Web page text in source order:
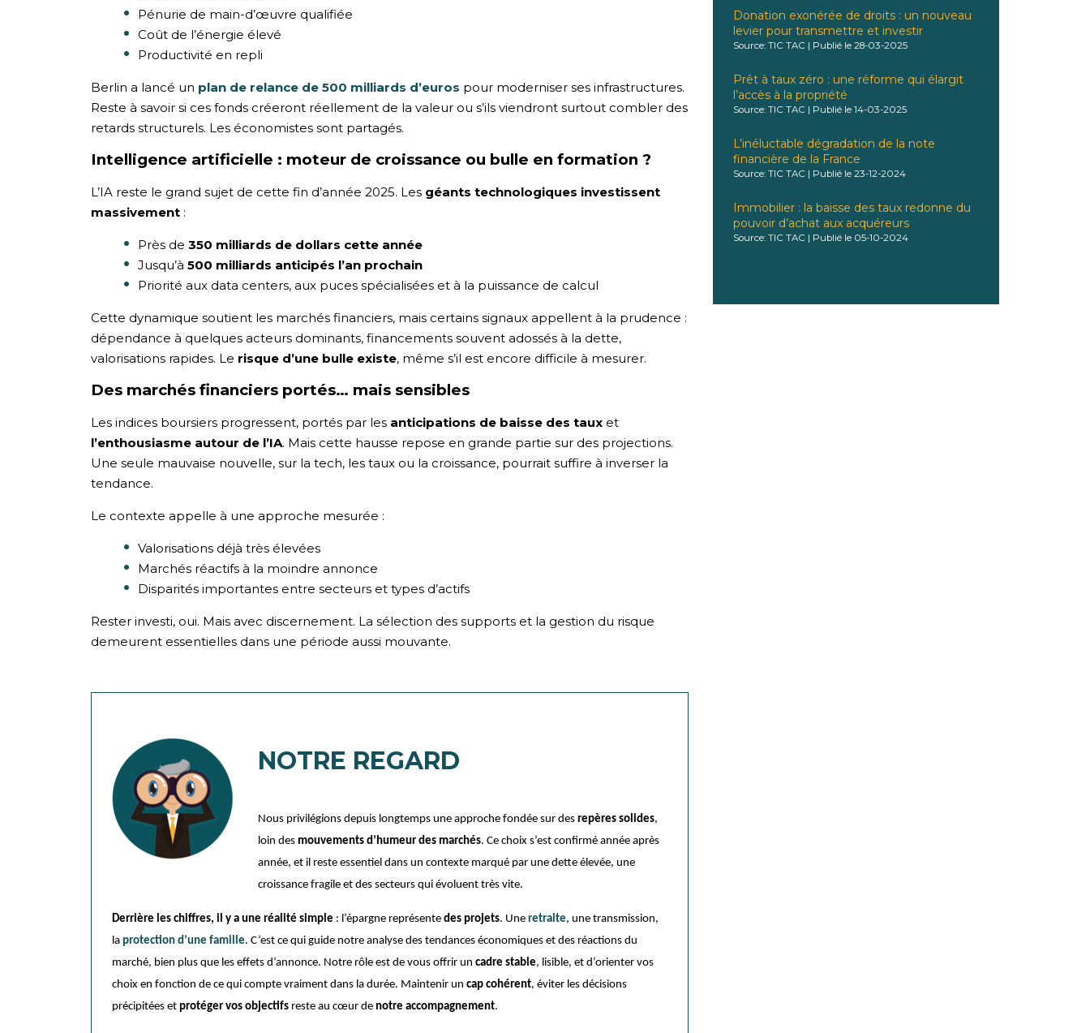
Pénurie de main-d’œuvre qualifiée
Coût de l’énergie élevé
Productivité en repli
Berlin a lancé un plan de relance de 500 milliards d’euros pour moderniser ses infrastructures.
Reste à savoir si ces fonds créeront réellement de la valeur ou s’ils viendront surtout combler des
retards structurels. Les économistes sont partagés.
Intelligence artificielle : moteur de croissance ou bulle en formation ?
L’IA reste le grand sujet de cette fin d’année 2025. Les géants technologiques investissent
massivement :
Près de 350 milliards de dollars cette année
Jusqu’à 500 milliards anticipés l’an prochain
Priorité aux data centers, aux puces spécialisées et à la puissance de calcul
Cette dynamique soutient les marchés financiers, mais certains signaux appellent à la prudence :
dépendance à quelques acteurs dominants, financements souvent adossés à la dette,
valorisations rapides. Le risque d’une bulle existe, même s’il est encore difficile à mesurer.
Des marchés financiers portés… mais sensibles
Les indices boursiers progressent, portés par les anticipations de baisse des taux et
l’enthousiasme autour de l’IA. Mais cette hausse repose en grande partie sur des projections.
Une seule mauvaise nouvelle, sur la tech, les taux ou la croissance, pourrait suffire à inverser la
tendance.
Le contexte appelle à une approche mesurée :
Valorisations déjà très élevées
Marchés réactifs à la moindre annonce
Disparités importantes entre secteurs et types d’actifs
Rester investi, oui. Mais avec discernement. La sélection des supports et la gestion du risque
demeurent essentielles dans une période aussi mouvante.
NOTRE REGARD
Nous privilégions depuis longtemps une approche fondée sur des repères solides,
loin des mouvements d’humeur des marchés. Ce choix s’est confirmé année après
année, et il reste essentiel dans un contexte marqué par une dette élevée, une
croissance fragile et des secteurs qui évoluent très vite.
Derrière les chiffres, il y a une réalité simple : l’épargne représente des projets. Une retraite, une transmission,
la protection d’une famille. C’est ce qui guide notre analyse des tendances économiques et des réactions du
marché, bien plus que les effets d’annonce. Notre rôle est de vous offrir un cadre stable, lisible, et d’orienter vos
choix en fonction de ce qui compte vraiment dans la durée. Maintenir un cap cohérent, éviter les décisions
précipitées et protéger vos objectifs reste au cœur de notre accompagnement.
Donation exonérée de droits : un nouveau
levier pour transmettre et investir
Source: TIC TAC Publié le 28-03-2025
Prêt à taux zéro : une réforme qui élargit
l’accès à la propriété
Source: TIC TAC Publié le 14-03-2025
L’inéluctable dégradation de la note
financière de la France
Source: TIC TAC Publié le 23-12-2024
Immobilier : la baisse des taux redonne du
pouvoir d’achat aux acquéreurs
Source: TIC TAC Publié le 05-10-2024